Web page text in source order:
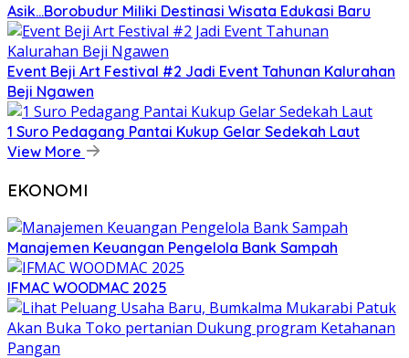
Asik…Borobudur Miliki Destinasi Wisata Edukasi Baru
Event Beji Art Festival #2 Jadi Event Tahunan Kalurahan
Beji Ngawen
1 Suro Pedagang Pantai Kukup Gelar Sedekah Laut
View More
EKONOMI
Manajemen Keuangan Pengelola Bank Sampah
IFMAC WOODMAC 2025